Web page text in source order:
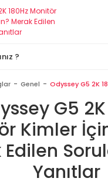
Genel Odyssey G5 2K
G5 2K
Kimler
Edilen
Yanıtlar